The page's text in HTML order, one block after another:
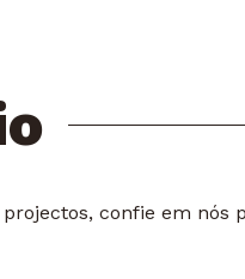
confie em nós